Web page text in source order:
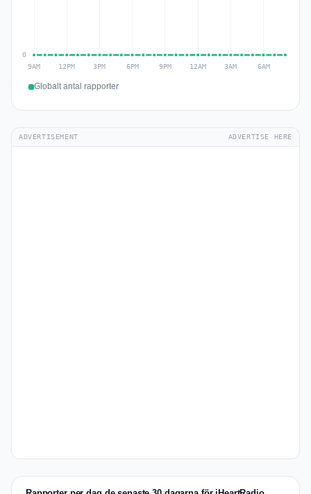
Globalt antal rapporter
ADVERTISEMENT ADVERTISE HERE